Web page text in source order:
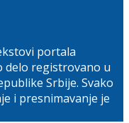
portala
delo registrovano u
Srbije. Svako
i presnimavanje je